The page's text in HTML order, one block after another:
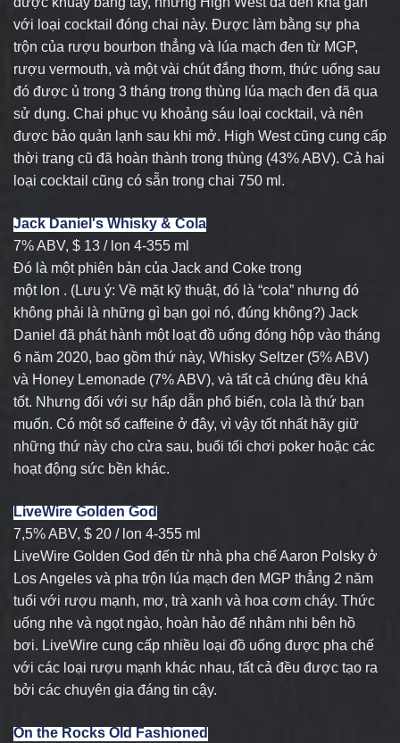
với loại cocktail đóng chai này. Được làm bằng sự pha
trộn của rượu bourbon thẳng và lúa mạch đen từ MGP,
rượu vermouth, và một vài chút đắng thơm, thức uống sau
đó được ủ trong 3 tháng trong thùng lúa mạch đen đã qua
sử dụng. Chai phục vụ khoảng sáu loại cocktail, và nên
được bảo quản lạnh sau khi mở. High West cũng cung cấp
thời trang cũ đã hoàn thành trong thùng (43% ABV). Cả hai
loại cocktail cũng có sẵn trong chai 750 ml.
Jack Daniel's Whisky & Cola
7% ABV, $ 13 / lon 4-355 ml
Đó là một phiên bản của Jack and Coke trong
một lon . (Lưu ý: Về mặt kỹ thuật, đó là “cola” nhưng đó
không phải là những gì bạn gọi nó, đúng không?) Jack
Daniel đã phát hành một loạt đồ uống đóng hộp vào tháng
6 năm 2020, bao gồm thứ này, Whisky Seltzer (5% ABV)
và Honey Lemonade (7% ABV), và tất cả chúng đều khá
tốt. Nhưng đối với sự hấp dẫn phổ biến, cola là thứ bạn
muốn. Có một số caffeine ở đây, vì vậy tốt nhất hãy giữ
những thứ này cho cửa sau, buổi tối chơi poker hoặc các
hoạt động sức bền khác.
LiveWire Golden God
7,5% ABV, $ 20 / lon 4-355 ml
LiveWire Golden God đến từ nhà pha chế Aaron Polsky ở
Los Angeles và pha trộn lúa mạch đen MGP thẳng 2 năm
tuổi với rượu mạnh, mơ, trà xanh và hoa cơm cháy. Thức
uống nhẹ và ngọt ngào, hoàn hảo để nhâm nhi bên hồ
bơi. LiveWire cung cấp nhiều loại đồ uống được pha chế
với các loại rượu mạnh khác nhau, tất cả đều được tạo ra
bởi các chuyên gia đáng tin cậy.
On the Rocks Old Fashioned